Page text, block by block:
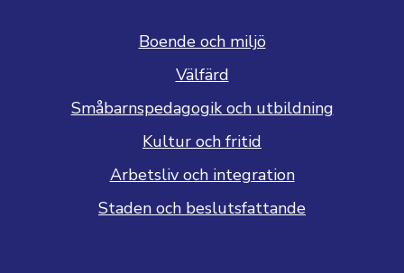
Boende och miljö
Välfärd
Småbarnspedagogik och utbildning
Kultur och fritid
Arbetsliv och integration
Staden och beslutsfattande